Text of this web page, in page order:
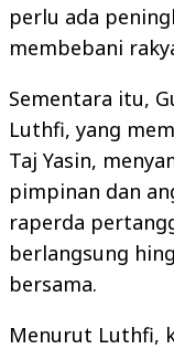
perlu ada
membebani
Sementara itu,
Luthfi, yang
Taj Yasin,
pimpinan dan
raperda
berlangsung
bersama.
Menurut Luthfi,